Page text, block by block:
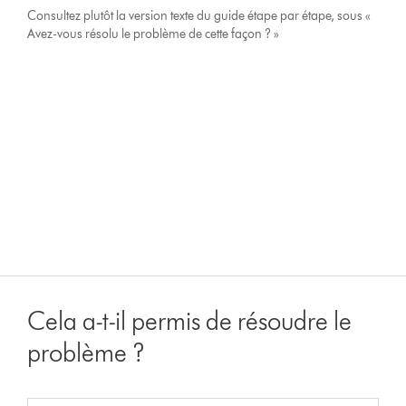
Consultez plutôt la version texte du guide étape par étape, sous «
Avez-vous résolu le problème de cette façon ? »
Cela a-t-il permis de résoudre le
problème ?